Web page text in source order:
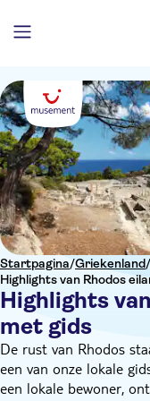
Startpagina/Griekenland/
Highlights van Rhodos
Highlights
met gids
De rust van Rhodos
een van onze lokale
een lokale bewoner,